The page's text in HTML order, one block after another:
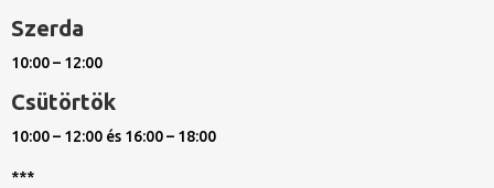
Szerda
10:00 – 12:00
Csütörtök
10:00 – 12:00 és 16:00 – 18:00
***